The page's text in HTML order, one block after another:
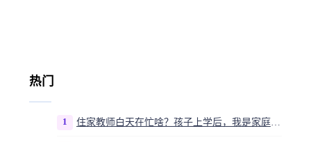
热门
1 住家教师白天在忙啥？孩子上学后，我是家庭运营官